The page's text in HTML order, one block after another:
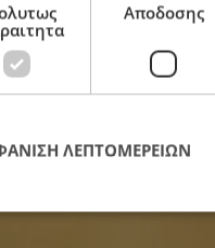
Αποδοσης
ΛΕΠΤΟΜΕΡΕΙΩΝ